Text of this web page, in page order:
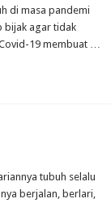
di masa pandemi
bijak agar tidak
19 membuat …
tubuh selalu
berjalan, berlari,